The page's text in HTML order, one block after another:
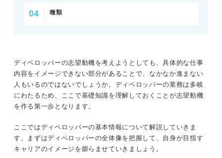
種類
ディベロッパーの志望動機を考えようとしても、具体的な仕事
内容をイメージできない部分があることで、なかなか進まない
人もいるのではないでしょうか。ディベロッパーの業務は多岐
にわたるため、ここで基礎知識を理解しておくことが志望動機
を作る第一歩となります。
ここではディベロッパーの基本情報について解説していきま
す。まずはディベロッパーの全体像を把握して、自身が目指す
キャリアのイメージを膨らませていきましょう。